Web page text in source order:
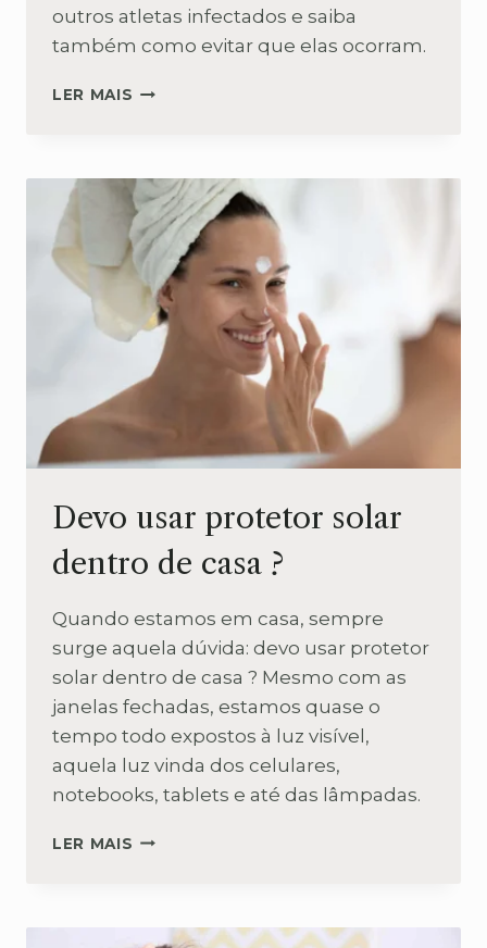
outros atletas infectados e saiba
também como evitar que elas ocorram.
LER MAIS DOENÇAS
NOS
ATLETAS
DE
LUTA
Devo usar protetor solar
dentro de casa ?
Quando estamos em casa, sempre
surge aquela dúvida: devo usar protetor
solar dentro de casa ? Mesmo com as
janelas fechadas, estamos quase o
tempo todo expostos à luz visível,
aquela luz vinda dos celulares,
notebooks, tablets e até das lâmpadas.
LER MAIS DEVO
DENTRO